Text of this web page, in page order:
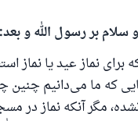
و سلام بر رسول الله و بعد:
برای نماز عید یا
جایی که ما می‌دانیم
نشده، مگر آنکه نماز
یک زندگی زناشویی را نجات داد.
تا پاسخ، کمک